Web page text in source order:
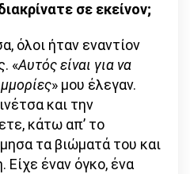
σε εκείνον;
όλοι ήταν εναντίον
«Αυτός είναι για να
» μου έλεγαν.
και την
κάτω απ’ το
τα βιώματά του και
Είχε έναν όγκο, ένα